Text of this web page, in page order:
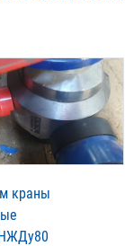
краны